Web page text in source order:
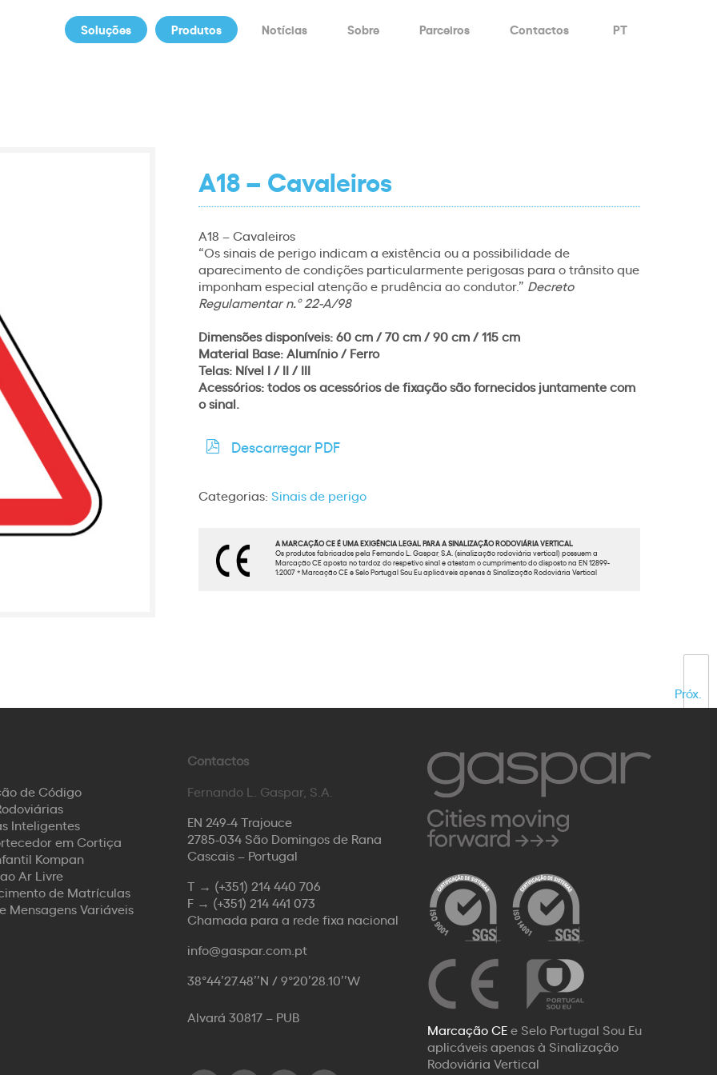
Soluções Produtos Notícias Sobre Parceiros Contactos PT
Próx.
A18 – Cavaleiros
A18 – Cavaleiros
“Os sinais de perigo indicam a existência ou a possibilidade de
aparecimento de condições particularmente perigosas para o trânsito que
imponham especial atenção e prudência ao condutor.” Decreto
Regulamentar n.º 22-A/98
Dimensões disponíveis: 60 cm / 70 cm / 90 cm / 115 cm
Material Base: Alumínio / Ferro
Telas: Nível I / II / III
Acessórios: todos os acessórios de fixação são fornecidos juntamente com
o sinal.
Descarregar PDF
Categorias: Sinais de perigo
A MARCAÇÃO CE É UMA EXIGÊNCIA LEGAL PARA A SINALIZAÇÃO RODOVIÁRIA VERTICAL
Os produtos fabricados pela Fernando L. Gaspar, S.A. (sinalização rodoviária vertical) possuem a
Marcação CE aposta no tardoz do respetivo sinal e atestam o cumprimento do disposto na EN 12899-
1:2007 * Marcação CE e Selo Portugal Sou Eu aplicáveis apenas à Sinalização Rodoviária Vertical
de Código
Inteligentes
em Cortiça
Kompan
Ar Livre
de Matrículas
Mensagens Variáveis
Contactos
Fernando L. Gaspar, S.A.
EN 249-4 Trajouce
2785-034 São Domingos de Rana
Cascais – Portugal
T → (+351) 214 440 706
F → (+351) 214 441 073
Chamada para a rede fixa nacional
info@gaspar.com.pt
38°44’27.48’’N / 9°20’28.10’’W
Alvará 30817 – PUB
Marcação CEe Selo Portugal Sou Eu
aplicáveis apenas à Sinalização
Rodoviária Vertical